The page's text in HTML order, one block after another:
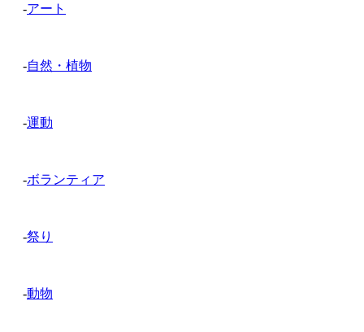
-アート
-自然・植物
-運動
-ボランティア
-祭り
-動物